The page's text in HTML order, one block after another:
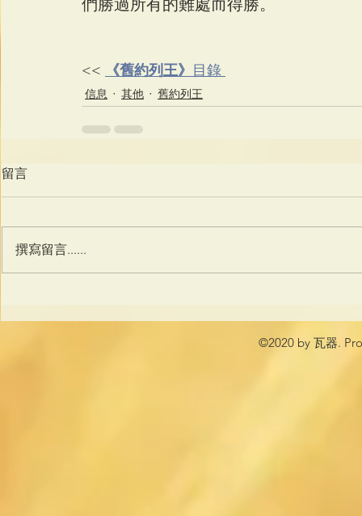
們勝過所有的難處而得勝。
<< 《舊約列王》 目錄
信息 其他 舊約列王
留言
撰寫留言......
©2020 by 瓦器.